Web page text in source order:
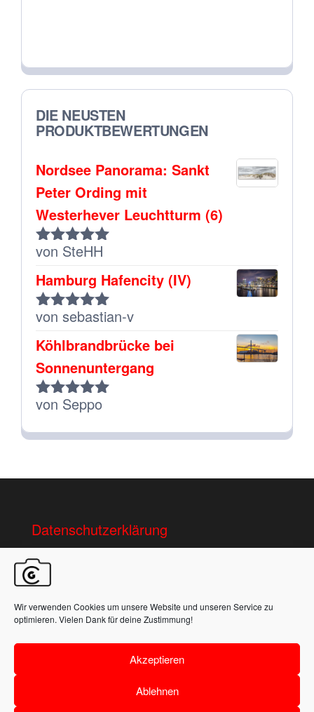
Wir verwenden Cookies um unsere Website und unseren Service zu
optimieren. Vielen Dank für deine Zustimmung!
Akzeptieren
Ablehnen
DIE NEUSTEN
PRODUKTBEWERTUNGEN
Nordsee Panorama: Sankt
Peter Ording mit
Westerhever Leuchtturm (6)
Bewertet
von SteHH
Hamburg Hafencity (IV)
Bewertet
von sebastian-v
Köhlbrandbrücke bei
Sonnenuntergang
Bewertet
von Seppo
Datenschutzerklärung
AGB
Kontakt/Impressum
Produktion, Lieferzeiten und Versand
Vertrag widerrufen